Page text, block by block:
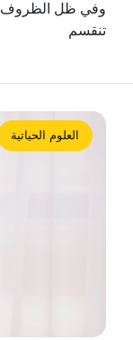
وفي ظل الظروف
تنقسم
العلوم الحياتية